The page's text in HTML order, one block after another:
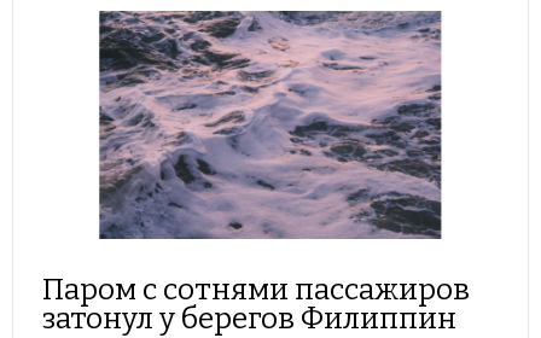
Паром с сотнями пассажиров
затонул у берегов Филиппин